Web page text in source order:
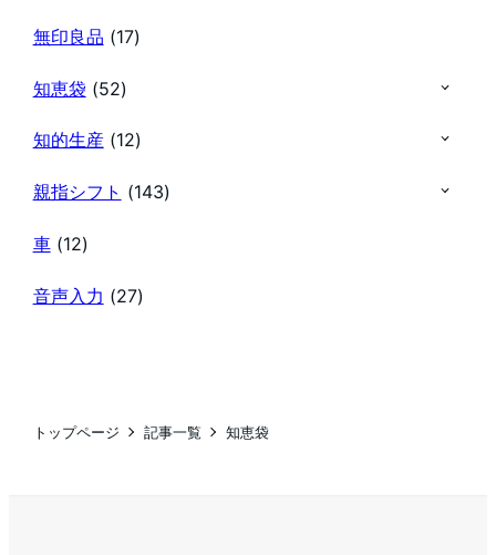
無印良品 (17)
知恵袋 (52)
知的生産(12)
親指シフト (143)
車(12)
音声入力 (27)
トップページ 記事一覧 知恵袋